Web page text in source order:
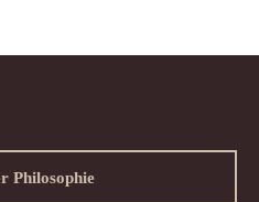
Philosophie